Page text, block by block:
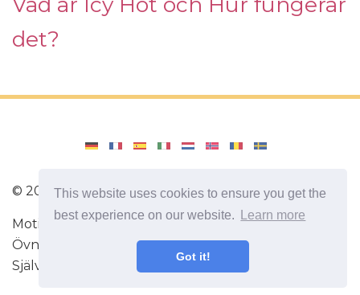
This website uses cookies to ensure you get the
best experience on our website.
Learn more
Got it!
det?
© 2026Amenajari
Motion. Dieter och recept för en hälsosam diet.
Övningar för hjärnan. Intressanta fakta.
Självutveckling. Var smartare och starkare idag!